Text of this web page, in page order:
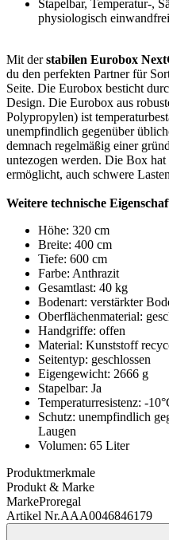
Stapelbar, Temperatur-,
physiologisch einwandfrei
Mit derstabilen Eurobox
du den perfekten Partner für
Seite. Die Eurobox besticht
Design. Die Eurobox aus
Polypropylen) ist
unempfindlich gegenüber
demnach regelmäßig einer
untezogen werden. Die Box
ermöglicht, auch schwere
Weitere technische
Höhe: 320 cm
Breite: 400 cm
Tiefe: 600 cm
Farbe: Anthrazit
Gesamtlast: 40 kg
Bodenart: verstärkter
Oberflächenmaterial:
Handgriffe: offen
Material: Kunststoff
Seitentyp: geschlossen
Eigengewicht: 2666 g
Stapelbar: Ja
Temperaturresistenz: -
Schutz: unempfindlich
Laugen
Volumen: 65 Liter
Produktmerkmale
Produkt & Marke
MarkeProregal
Artikel Nr.AAA0046846179